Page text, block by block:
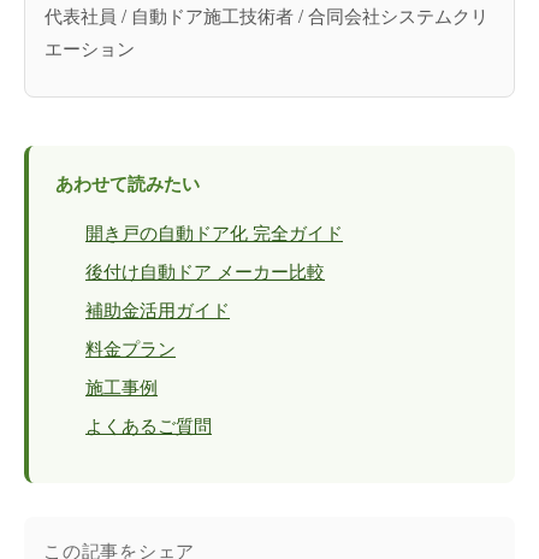
代表社員 / 自動ドア施工技術者 / 合同会社システムクリ
エーション
あわせて読みたい
開き戸の自動ドア化 完全ガイド
後付け自動ドア メーカー比較
補助金活用ガイド
料金プラン
施工事例
よくあるご質問
この記事をシェア